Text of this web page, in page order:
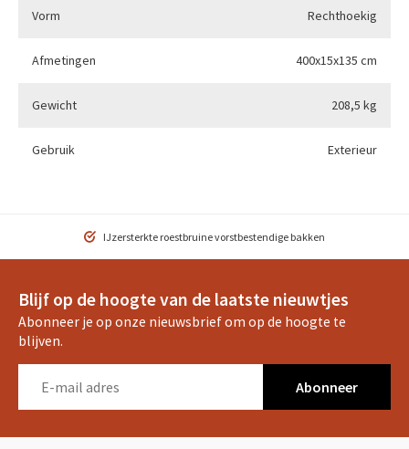
Vorm Rechthoekig
Afmetingen 400x15x135 cm
Gewicht 208,5 kg
Gebruik Exterieur
Verzending in Nederland & België
Blijf op de hoogte van de laatste nieuwtjes
Abonneer je op onze nieuwsbrief om op de hoogte te
blijven.
Abonneer